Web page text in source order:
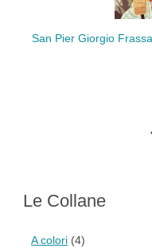
San Pier Giorgio Frassati
Le Collane
A colori (4)